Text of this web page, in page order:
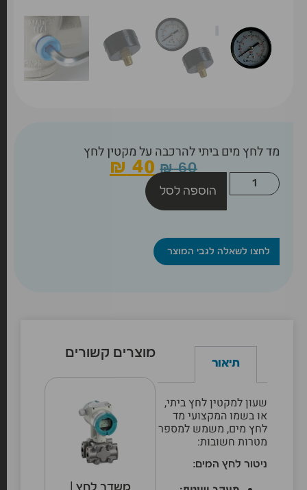
מד לחץ מים ביתי להרכבה על מקטין לחץ
₪60
₪40
הוספה לסל
לחצו לשאלה לגבי המוצר
תיאור
שעון למקטין לחץ ביתי,
או בשמו המקצועי מד
לחץ מים, משמש למספר
מטרות חשובות:
ניטור לחץ המים:
מוצרים קשורים